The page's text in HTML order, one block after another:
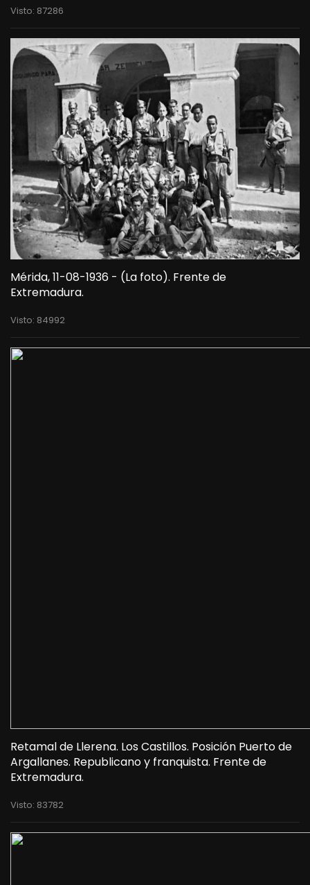
Visto: 87286
Mérida, 11-08-1936 - (La foto). Frente de
Extremadura.
Visto: 84992
Retamal de Llerena. Los Castillos. Posición Puerto de
Argallanes. Republicano y franquista. Frente de
Extremadura.
Visto: 83782